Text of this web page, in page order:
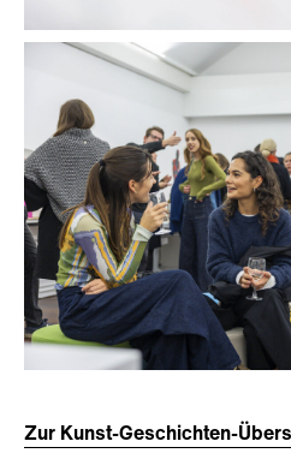
Zur Kunst-Geschichten-